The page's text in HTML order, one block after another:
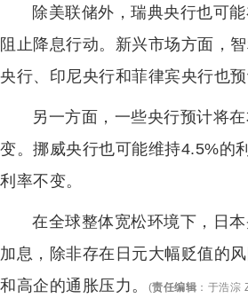
除美联储外，瑞典央行也可
阻止降息行动。新兴市场方面，
央行、印尼央行和菲律宾央行也预
另一方面，一些央行预计将
变。挪威央行也可能维持4.5%的
利率不变。
在全球整体宽松环境下，日
加息，除非存在日元大幅贬值的
和高企的通胀压力。
(责任编辑 ： 于浩淙